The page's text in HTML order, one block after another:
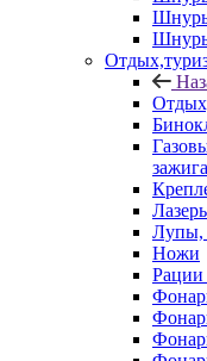
Лупы,
Ножи
Рации